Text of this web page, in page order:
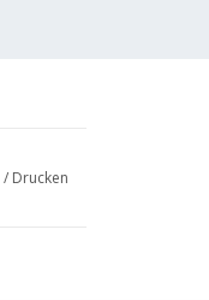
/ Drucken